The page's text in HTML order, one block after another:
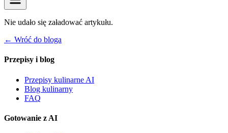
Nie udało się załadować artykułu.
← Wróć do bloga
Przepisy i blog
Przepisy kulinarne AI
Blog kulinarny
FAQ
Gotowanie z AI